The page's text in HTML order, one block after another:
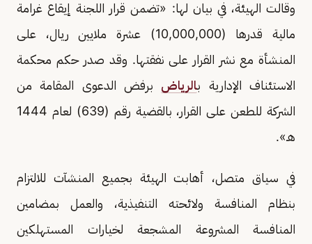
وقالت الهيئة، في بيان لها: «تضمن قرار اللجنة إيقاع غرامة
مالية قدرها (10,000,000) عشرة ملايين ريال، على
المنشأة مع نشر القرار على نفقتها. وقد صدر حكم محكمة
الاستئناف الإدارية بالرياض برفض الدعوى المقامة من
الشركة للطعن على القرار، بالقضية رقم (639) لعام 1444
هـ».
في سياق متصل، أهابت الهيئة بجميع المنشآت للالتزام
بنظام المنافسة ولائحته التنفيذية، والعمل بمضامين
المنافسة المشروعة المشجعة لخيارات المستهلكين